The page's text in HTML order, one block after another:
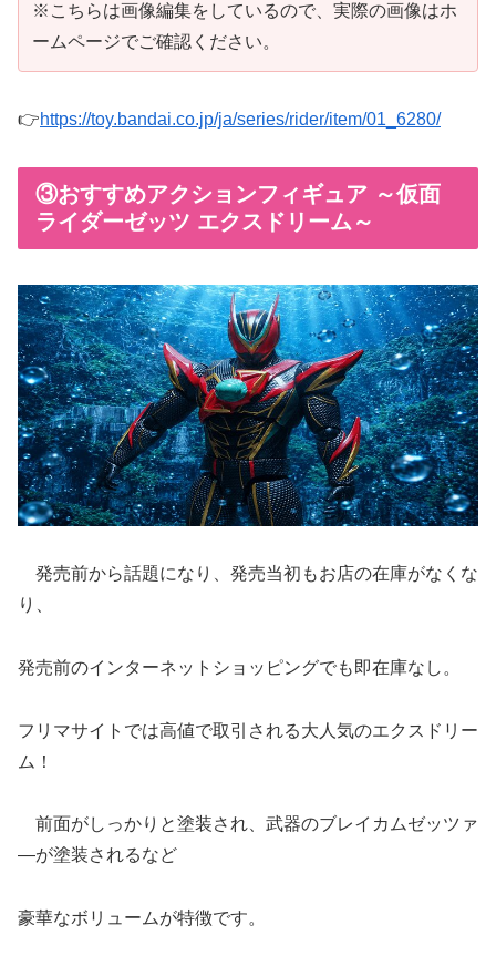
※こちらは画像編集をしているので、実際の画像はホ
ームページでご確認ください。
👉https://toy.bandai.co.jp/ja/series/rider/item/01_6280/
③おすすめアクションフィギュア ～仮面
ライダーゼッツ エクスドリーム～
発売前から話題になり、発売当初もお店の在庫がなくな
り、
発売前のインターネットショッピングでも即在庫なし。
フリマサイトでは高値で取引される大人気のエクスドリー
ム！
前面がしっかりと塗装され、武器のブレイカムゼッツァ
―が塗装されるなど
豪華なボリュームが特徴です。